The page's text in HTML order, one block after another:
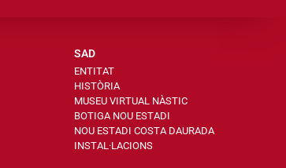
SAD
ENTITAT
HISTÒRIA
MUSEU VIRTUAL NÀSTIC
BOTIGA NOU ESTADI
NOU ESTADI COSTA DAURADA
INSTAL·LACIONS